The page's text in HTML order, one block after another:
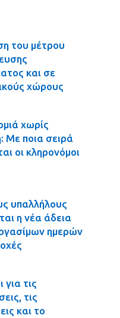
του μέτρου
και σε
χώρους
χωρίς
Με ποια σειρά
οι κληρονόμοι
υπαλλήλους
η νέα άδεια
ημερών
για τις
τις
και το